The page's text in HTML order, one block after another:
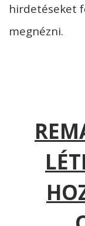
hirdetéseket
megnézni.